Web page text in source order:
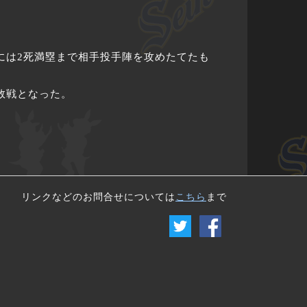
2死満塁まで相手投手陣を攻めたてたも
となった。
リンクなどのお問合せについては こちら まで